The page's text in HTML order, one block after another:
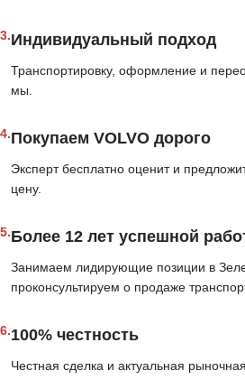
3.Индивидуальный подход
Транспортировку, оформление и
мы.
4.Покупаем VOLVO дорого
Эксперт бесплатно оценит и
цену.
5.Более 12 лет успешной
Занимаем лидирующие позиции в
проконсультируем о продаже
6.100% честность
Честная сделка и актуальная